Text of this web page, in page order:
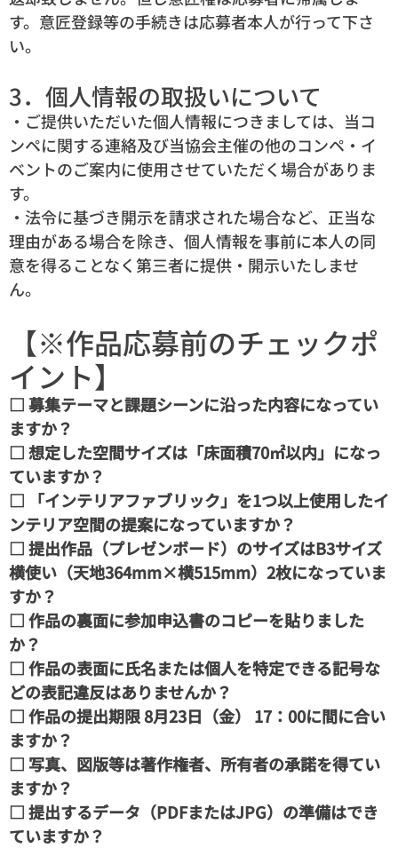
す。意匠登録等の手続きは応募者本人が行って下さ
い。
3．個人情報の取扱いについて
・ご提供いただいた個人情報につきましては、当コ
ンペに関する連絡及び当協会主催の他のコンペ・イ
ベントのご案内に使用させていただく場合がありま
す。
・法令に基づき開示を請求された場合など、正当な
理由がある場合を除き、個人情報を事前に本人の同
意を得ることなく第三者に提供・開示いたしませ
ん。
【※作品応募前のチェックポ
イント】
□ 募集テーマと課題シーンに沿った内容になってい
ますか？
□ 想定した空間サイズは「床面積70㎡以内」になっ
ていますか？
□ 「インテリアファブリック」を1つ以上使用したイ
ンテリア空間の提案になっていますか？
□ 提出作品（プレゼンボード）のサイズはB3サイズ
横使い（天地364mm×横515mm）2枚になっていま
すか？
□ 作品の裏面に参加申込書のコピーを貼りました
か？
□ 作品の表面に氏名または個人を特定できる記号な
どの表記違反はありませんか？
□ 作品の提出期限 8月23日（金） 17：00に間に合い
ますか？
□ 写真、図版等は著作権者、所有者の承諾を得てい
ますか？
□ 提出するデータ（PDFまたはJPG）の準備はでき
ていますか？